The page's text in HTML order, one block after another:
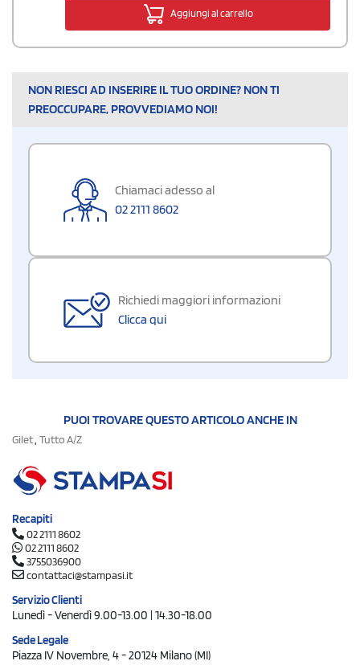
Aggiungi al carrello
NON RIESCI AD INSERIRE IL TUO ORDINE? NON TI
PREOCCUPARE, PROVVEDIAMO NOI!
Chiamaci adesso al
02 2111 8602
Richiedi maggiori informazioni
Clicca qui
PUOI TROVARE QUESTO ARTICOLO ANCHE IN
Gilet, Tutto A/Z
Recapiti
02 2111 8602
02 2111 8602
3755036900
contattaci@stampasi.it
Servizio Clienti
Lunedì - Venerdì 9.00-13.00 | 14.30-18.00
Sede Legale
Piazza IV Novembre, 4 - 20124 Milano (MI)